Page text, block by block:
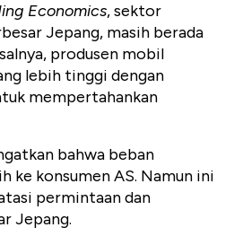
Economics, sektor
Jepang, masih berada
produsen mobil
lebih tinggi dengan
mempertahankan
bahwa beban
ke konsumen AS. Namun ini
permintaan dan
Jepang.